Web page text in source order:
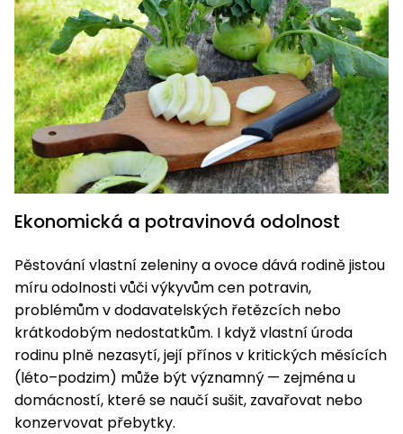
Ekonomická a potravinová odolnost
Pěstování vlastní zeleniny a ovoce dává rodině jistou
míru odolnosti vůči výkyvům cen potravin,
problémům v dodavatelských řetězcích nebo
krátkodobým nedostatkům. I když vlastní úroda
rodinu plně nezasytí, její přínos v kritických měsících
(léto–podzim) může být významný — zejména u
domácností, které se naučí sušit, zavařovat nebo
konzervovat přebytky.